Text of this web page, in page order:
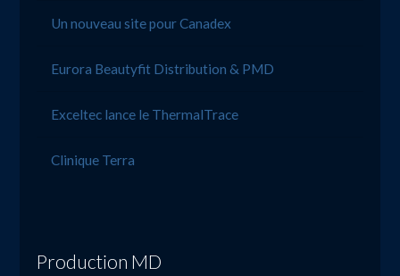
Un nouveau site pour Canadex
Eurora Beautyfit Distribution & PMD
Exceltec lance le ThermalTrace
Clinique Terra
Production MD